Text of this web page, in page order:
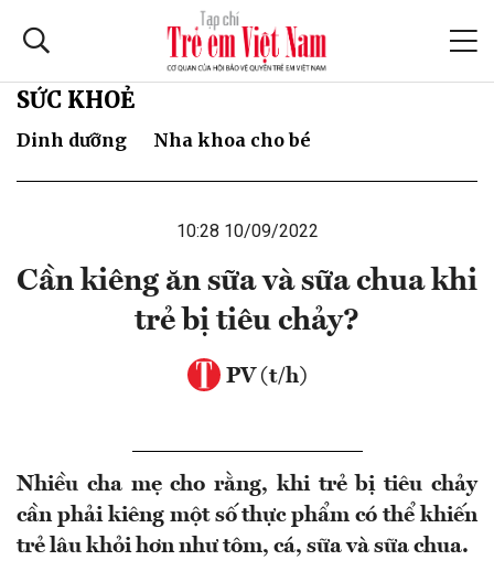
SỨC KHOẺ
Dinh dưỡng Nha khoa cho bé
10:28 10/09/2022
Cần kiêng ăn sữa và sữa chua khi
trẻ bị tiêu chảy?
PV (t/h)
Nhiều cha mẹ cho rằng, khi trẻ bị tiêu chảy
cần phải kiêng một số thực phẩm có thể khiến
trẻ lâu khỏi hơn như tôm, cá, sữa và sữa chua.